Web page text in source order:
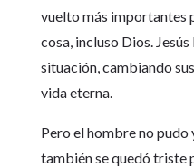
vuelto más importantes
cosa, incluso Dios.
situación, cambiando
vida eterna.
Pero el hombre no pudo
también se quedó triste